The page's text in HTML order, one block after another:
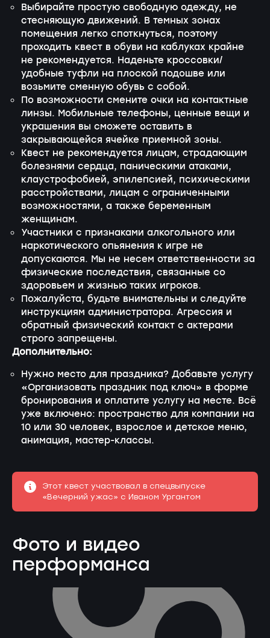
Выбирайте простую свободную одежду, не
стесняющую движений. В темных зонах
помещения легко споткнуться, поэтому
проходить квест в обуви на каблуках крайне
не рекомендуется. Наденьте кроссовки/
удобные туфли на плоской подошве или
возьмите сменную обувь с собой.
По возможности смените очки на контактные
линзы. Мобильные телефоны, ценные вещи и
украшения вы сможете оставить в
закрывающейся ячейке приемной зоны.
Квест не рекомендуется лицам, страдающим
болезнями сердца, паническими атаками,
клаустрофобией, эпилепсией, психическими
расстройствами, лицам с ограниченными
возможностями, а также беременным
женщинам.
Участники с признаками алкогольного или
наркотического опьянения к игре не
допускаются. Мы не несем ответственности за
физические последствия, связанные со
здоровьем и жизнью таких игроков.
Пожалуйста, будьте внимательны и следуйте
инструкциям администратора. Агрессия и
обратный физический контакт с актерами
строго запрещены.
Дополнительно:
Нужно место для праздника? Добавьте услугу
«Организовать праздник под ключ» в форме
бронирования и оплатите услугу на месте. Всё
уже включено: пространство для компании на
10 или 30 человек, взрослое и детское меню,
анимация, мастер-классы.
Этот квест участвовал в спецвыпуске
«Вечерний ужас» с Иваном Ургантом
Фото и видео
перформанса